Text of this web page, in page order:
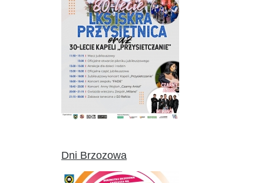
Dni Brzozowa